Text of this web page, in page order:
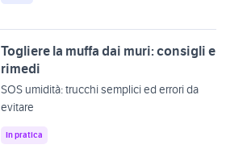
Togliere la muffa dai muri: consigli e
rimedi
SOS umidità: trucchi semplici ed errori da
evitare
In pratica